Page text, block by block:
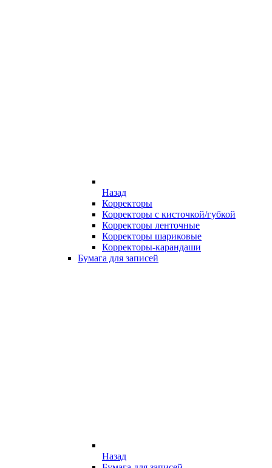
Назад
Корректоры
Корректоры с кисточкой/губкой
Корректоры ленточные
Корректоры шариковые
Корректоры-карандаши
Бумага для записей
Назад